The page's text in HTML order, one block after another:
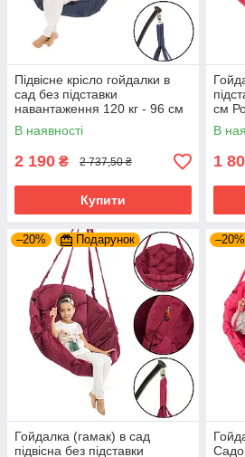
Підвісне крісло гойдалки в
сад без підставки
навантаження 120 кг - 96 см
Темно-синій, для вулиці та
будинку
В наявності
2 190 ₴ 2 737,50 ₴
Купити
см
В
1
–20% Подарунок
Гойдалка (гамак) в сад
підвісна без підставки
–20%